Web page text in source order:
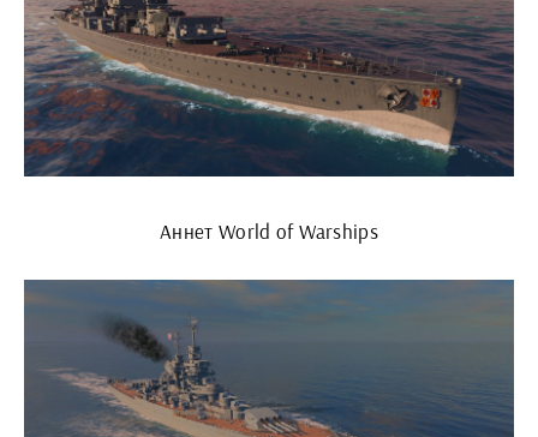
Аннет World of Warships